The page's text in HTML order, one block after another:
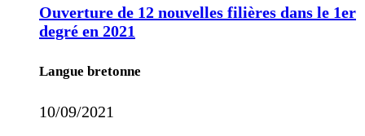
Ouverture de 12 nouvelles filières dans le 1er
degré en 2021
Langue bretonne
10/09/2021